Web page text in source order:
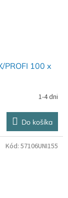
PROFI 100 x
1-4 dni
Do košíka
Kód: 57106UNI155